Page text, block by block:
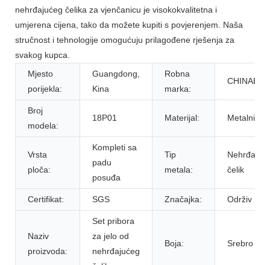
nehrđajućeg čelika za vjenčanicu je visokokvalitetna i
umjerena cijena, tako da možete kupiti s povjerenjem. Naša
stručnost i tehnologije omogućuju prilagođene rješenja za
svakog kupca.
Mjesto
porijekla:
Guangdong,
Kina
Robna
marka:
Broj
modela:
18P01 Materijal: Metalni
Vrsta
ploča:
Kompleti sa
padu
posuđa
Tip
metala:
Nehrđajući
čelik
Certifikat: SGS Značajka: Održiv
Naziv
proizvoda:
Set pribora
za jelo od
nehrđajućeg
Boja: Srebro